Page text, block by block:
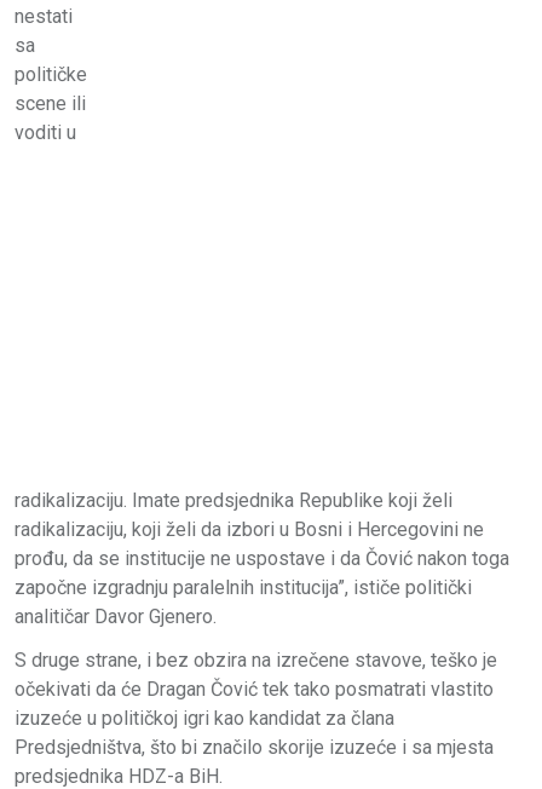
nestati
sa
političke
scene ili
voditi u
radikalizaciju. Imate predsjednika Republike koji želi
radikalizaciju, koji želi da izbori u Bosni i Hercegovini ne
prođu, da se institucije ne uspostave i da Čović nakon toga
započne izgradnju paralelnih institucija”, ističe politički
analitičar Davor Gjenero.
S druge strane, i bez obzira na izrečene stavove, teško je
očekivati da će Dragan Čović tek tako posmatrati vlastito
izuzeće u političkoj igri kao kandidat za člana
Predsjedništva, što bi značilo skorije izuzeće i sa mjesta
predsjednika HDZ-a BiH.